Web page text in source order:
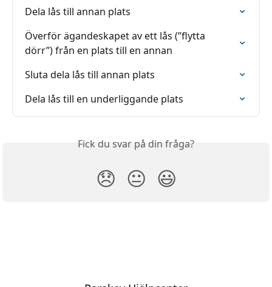
Dela lås till annan plats
Överför ägandeskapet av ett lås (”flytta
dörr”) från en plats till en annan
Sluta dela lås till annan plats
Dela lås till en underliggande plats
Fick du svar på din fråga?
😞 😐 😃